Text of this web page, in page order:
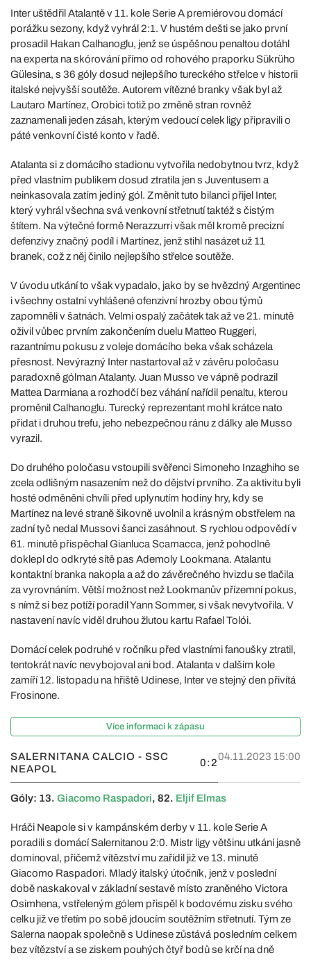
Inter uštědřil Atalantě v 11. kole Serie A premiérovou domácí
porážku sezony, když vyhrál 2:1. V hustém dešti se jako první
prosadil Hakan Calhanoglu, jenž se úspěšnou penaltou dotáhl
na experta na skórování přímo od rohového praporku Sükrüho
Gülesina, s 36 góly dosud nejlepšího tureckého střelce v historii
italské nejvyšší soutěže. Autorem vítězné branky však byl až
Lautaro Martínez, Orobici totiž po změně stran rovněž
zaznamenali jeden zásah, kterým vedoucí celek ligy připravili o
páté venkovní čisté konto v řadě.
Atalanta si z domácího stadionu vytvořila nedobytnou tvrz, když
před vlastním publikem dosud ztratila jen s Juventusem a
neinkasovala zatím jediný gól. Změnit tuto bilanci přijel Inter,
který vyhrál všechna svá venkovní střetnutí taktéž s čistým
štítem. Na výtečné formě Nerazzurri však měl kromě precizní
defenzivy značný podíl i Martínez, jenž stihl nasázet už 11
branek, což z něj činilo nejlepšího střelce soutěže.
V úvodu utkání to však vypadalo, jako by se hvězdný Argentinec
i všechny ostatní vyhlášené ofenzivní hrozby obou týmů
zapomněli v šatnách. Velmi ospalý začátek tak až ve 21. minutě
oživil vůbec prvním zakončením duelu Matteo Ruggeri,
razantnímu pokusu z voleje domácího beka však scházela
přesnost. Nevýrazný Inter nastartoval až v závěru poločasu
paradoxně gólman Atalanty. Juan Musso ve vápně podrazil
Mattea Darmiana a rozhodčí bez váhání nařídil penaltu, kterou
proměnil Calhanoglu. Turecký reprezentant mohl krátce nato
přidat i druhou trefu, jeho nebezpečnou ránu z dálky ale Musso
vyrazil.
Do druhého poločasu vstoupili svěřenci Simoneho Inzaghiho se
zcela odlišným nasazením než do dějství prvního. Za aktivitu byli
hosté odměněni chvíli před uplynutím hodiny hry, kdy se
Martínez na levé straně šikovně uvolnil a krásným obstřelem na
zadní tyč nedal Mussovi šanci zasáhnout. S rychlou odpovědí v
61. minutě přispěchal Gianluca Scamacca, jenž pohodlně
doklepl do odkryté sítě pas Ademoly Lookmana. Atalantu
kontaktní branka nakopla a až do závěrečného hvizdu se tlačila
za vyrovnáním. Větší možnost než Lookmanův přízemní pokus,
s nímž si bez potíží poradil Yann Sommer, si však nevytvořila. V
nastavení navíc viděl druhou žlutou kartu Rafael Tolói.
Domácí celek podruhé v ročníku před vlastními fanoušky ztratil,
tentokrát navíc nevybojoval ani bod. Atalanta v dalším kole
zamíří 12. listopadu na hřiště Udinese, Inter ve stejný den přivítá
Frosinone.
Více informací k zápasu
SALERNITANA CALCIO - SSC
NEAPOL
0:2
04.11.2023 15:00
Góly: 13. Giacomo Raspadori, 82. Eljif Elmas
Hráči Neapole si v kampánském derby v 11. kole Serie A
poradili s domácí Salernitanou 2:0. Mistr ligy většinu utkání jasně
dominoval, přičemž vítězství mu zařídil již ve 13. minutě
Giacomo Raspadori. Mladý italský útočník, jenž v poslední
době naskakoval v základní sestavě místo zraněného Victora
Osimhena, vstřeleným gólem přispěl k bodovému zisku svého
celku již ve třetím po sobě jdoucím soutěžním střetnutí. Tým ze
Salerna naopak společně s Udinese zůstává posledním celkem
bez vítězství a se ziskem pouhých čtyř bodů se krčí na dně